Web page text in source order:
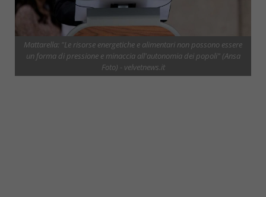
Mattarella: "Le risorse energetiche e alimentari non possono essere
un forma di pressione e minaccia all'autonomia dei popoli" (Ansa
Foto) - velvetnews.it